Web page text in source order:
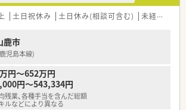
土日祝休み 土日休み(相談可含む) 未経験可
鹿市
児島本線)
円～652万円
円～543,334円
残業、各種手当を含んだ総額
ルなどにより異なる